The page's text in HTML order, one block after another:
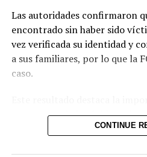
En «Nacionales»
RELATED TOPICS:
UP NEXT
DON'T MISS
La Selecta tendrá
Las autoridades confirmaron
encontrado sin haber sido
vez verificada su identidad y
a sus familiares, por lo que la
caso.
oportuna y de la rápida
interinstitucionales deCONTINUE